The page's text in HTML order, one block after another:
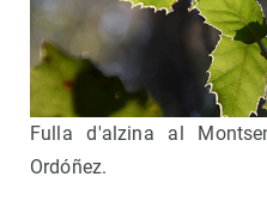
Fulla d'alzina al
Ordóñez.